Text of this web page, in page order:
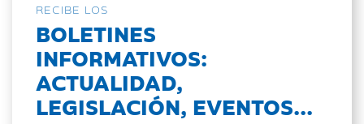
RECIBE LOS
BOLETINES
INFORMATIVOS:
ACTUALIDAD,
LEGISLACIÓN, EVENTOS...